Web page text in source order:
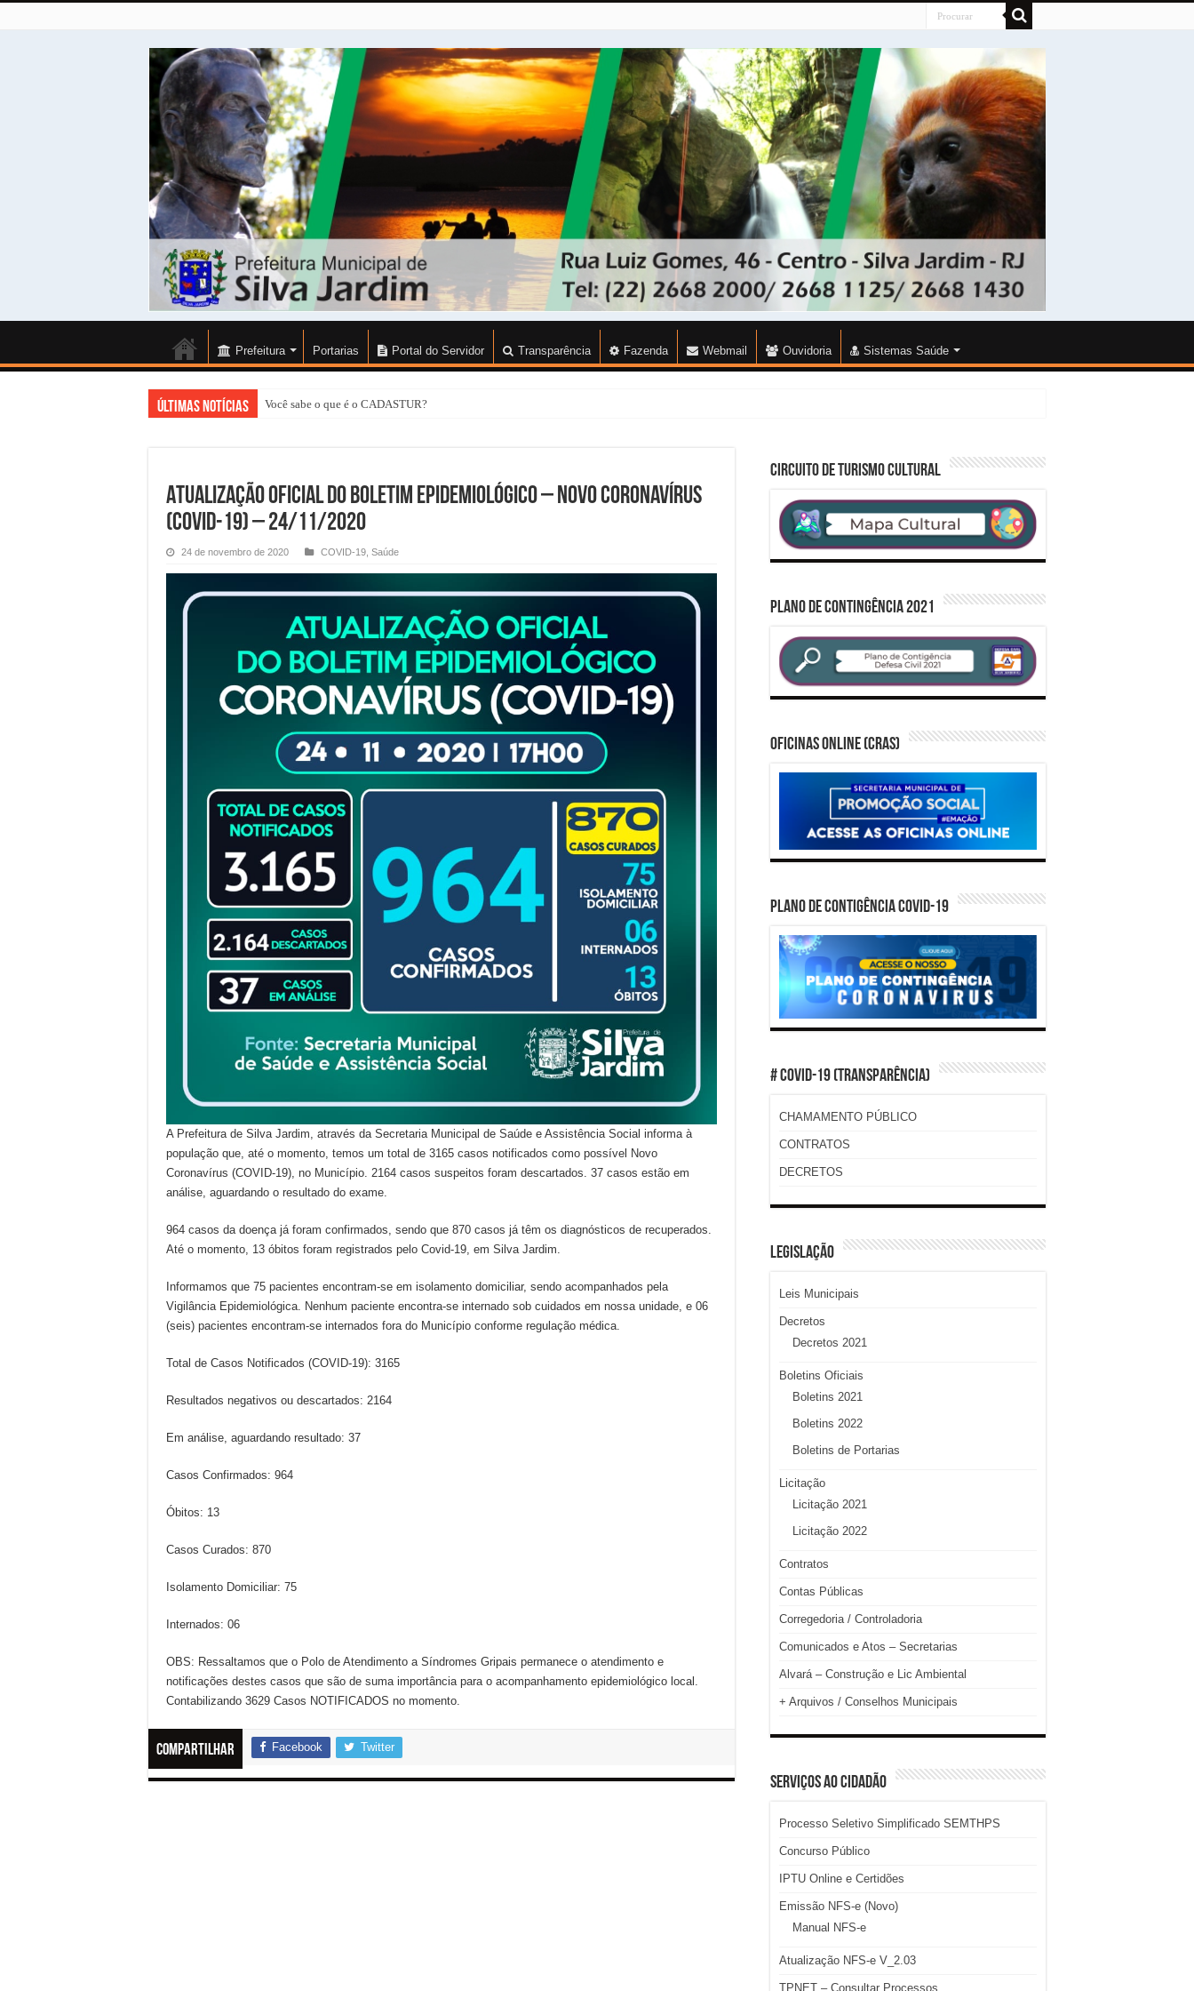
Prefeitura Portarias Portal do Servidor Transparência Fazenda Webmail Ouvidoria Sistemas Saúde
Últimas Notícias Você sabe o que é o CADASTUR?
ATUALIZAÇÃO OFICIAL DO BOLETIM EPIDEMIOLÓGICO – NOVO CORONAVÍRUS
(COVID-19) – 24/11/2020
24 de novembro de 2020 COVID-19 Saúde
A Prefeitura de Silva Jardim, através da Secretaria Municipal de Saúde e Assistência Social informa à
população que, até o momento, temos um total de 3165 casos notificados como possível Novo
Coronavírus (COVID-19), no Município. 2164 casos suspeitos foram descartados. 37 casos estão em
análise, aguardando o resultado do exame.
964 casos da doença já foram confirmados, sendo que 870 casos já têm os diagnósticos de recuperados.
Até o momento, 13 óbitos foram registrados pelo Covid-19, em Silva Jardim.
Informamos que 75 pacientes encontram-se em isolamento domiciliar, sendo acompanhados pela
Vigilância Epidemiológica. Nenhum paciente encontra-se internado sob cuidados em nossa unidade, e 06
(seis) pacientes encontram-se internados fora do Município conforme regulação médica.
Total de Casos Notificados (COVID-19): 3165
Resultados negativos ou descartados: 2164
Em análise, aguardando resultado: 37
Casos Confirmados: 964
Óbitos: 13
Casos Curados: 870
Isolamento Domiciliar: 75
Internados: 06
OBS: Ressaltamos que o Polo de Atendimento a Síndromes Gripais permanece o atendimento e
notificações destes casos que são de suma importância para o acompanhamento epidemiológico local.
Contabilizando 3629 Casos NOTIFICADOS no momento.
Compartilhar Facebook Twitter
CIRCUITO DE TURISMO CULTURAL
PLANO DE CONTINGÊNCIA 2021
Oficinas Online (CRAS)
PLANO DE CONTIGÊNCIA COVID-19
# COVID-19 (TRANSPARÊNCIA)
CHAMAMENTO PÚBLICO
CONTRATOS
DECRETOS
LEGISLAÇÃO
Leis Municipais
Decretos
Decretos 2021
Boletins Oficiais
Boletins 2021
Boletins 2022
Boletins de Portarias
Licitação
Licitação 2021
Licitação 2022
Contratos
Contas Públicas
Corregedoria / Controladoria
Comunicados e Atos – Secretarias
Alvará – Construção e Lic Ambiental
+ Arquivos / Conselhos Municipais
SERVIÇOS AO CIDADÃO
Processo Seletivo Simplificado SEMTHPS
Concurso Público
IPTU Online e Certidões
Emissão NFS-e (Novo)
Manual NFS-e
Atualização NFS-e V_2.03
TPNET – Consultar Processos